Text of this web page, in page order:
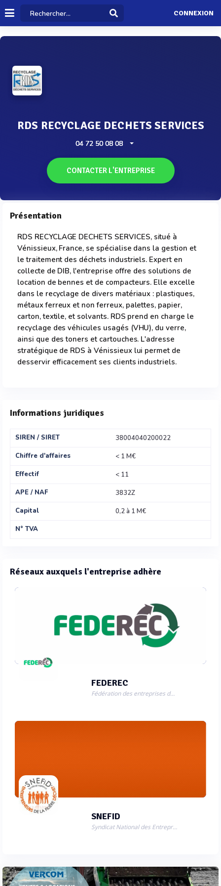
CONNEXION
RDS RECYCLAGE DECHETS SERVICES
04 72 50 08 08
CONTACTER L'ENTREPRISE
Présentation
RDS RECYCLAGE DECHETS SERVICES, situé à
Vénissieux, France, se spécialise dans la gestion et
le traitement des déchets industriels. Expert en
collecte de DIB, l'entreprise offre des solutions de
location de bennes et de compacteurs. Elle excelle
dans le recyclage de divers matériaux : plastiques,
métaux ferreux et non ferreux, palettes, papier,
carton, textile, et solvants. RDS prend en charge le
recyclage des véhicules usagés (VHU), du verre,
ainsi que des toners et cartouches. L'adresse
stratégique de RDS à Vénissieux lui permet de
desservir efficacement ses clients industriels.
Informations juridiques
SIREN / SIRET
38004040200022
Chiffre d'affaires
< 1 M€
Effectif
< 11
APE / NAF
3832Z
Capital
0,2 à 1 M€
N° TVA
Réseaux auxquels l'entreprise adhère
FEDEREC
Fédération des entreprises du recyclage
SNEFID
Syndicat National des Entrepreneurs de la Filière Déchet